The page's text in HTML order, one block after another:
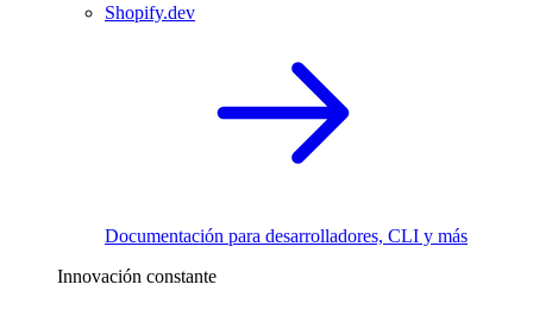
Shopify.dev
Documentación para desarrolladores, CLI y más
Innovación constante